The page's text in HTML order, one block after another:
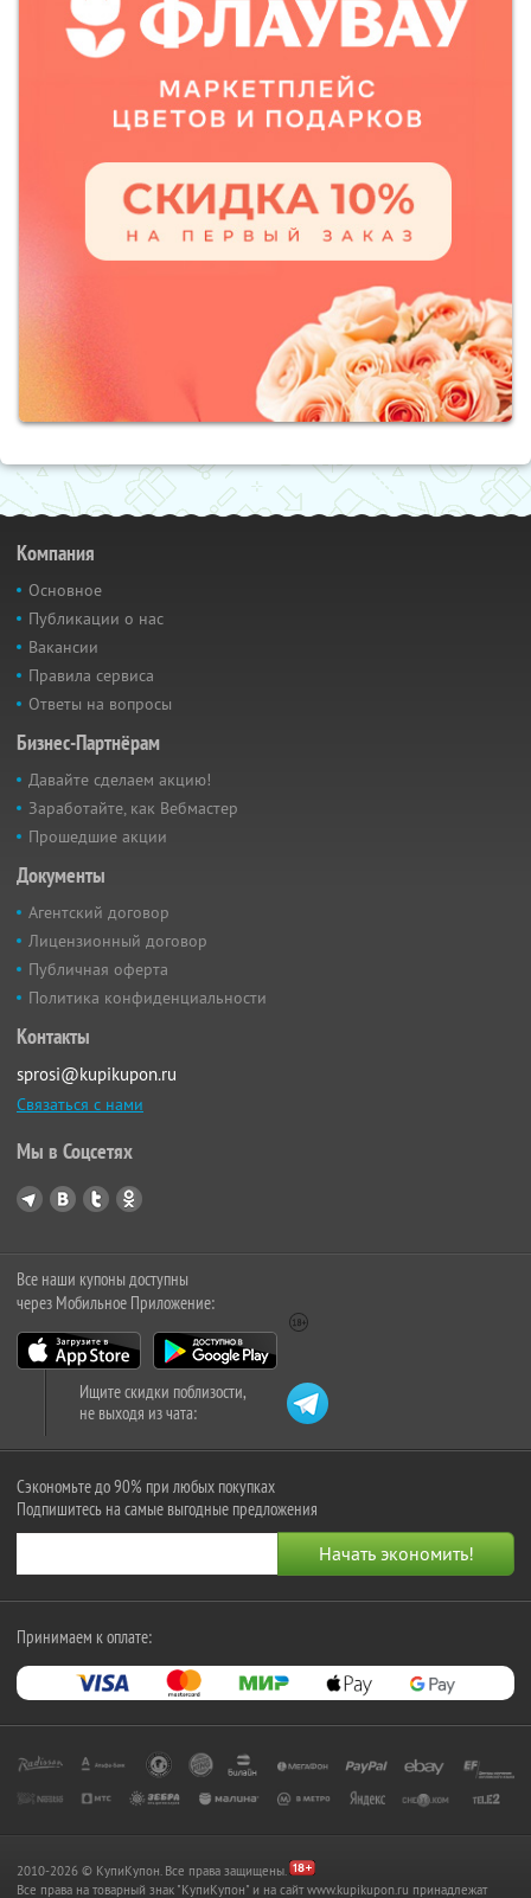
Компания
Основное
Публикации о нас
Вакансии
Правила сервиса
Ответы на вопросы
Бизнес-Партнёрам
Давайте сделаем акцию!
Заработайте, как Вебмастер
Прошедшие акции
Документы
Агентский договор
Лицензионный договор
Публичная оферта
Политика конфиденциальности
Контакты
sprosi@kupikupon.ru
Связаться с нами
Мы в Соцсетях
Все наши купоны доступны
через Мобильное Приложение:
Ищите скидки поблизости,
не выходя из чата:
Сэкономьте до 90% при любых покупках
Подпишитесь на самые выгодные предложения
Принимаем к оплате:
2010-2026 © КупиКупон. Все права защищены.
Все права на товарный знак "КупиКупон" и на сайт www.kupikupon.ru принадлежат